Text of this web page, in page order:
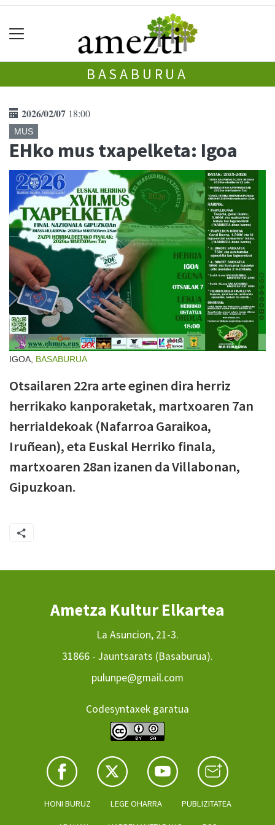
BASABURUA
2026/02/07 18:00
MUS
EHko mus txapelketa: Igoa
IGOA, BASABURUA
Otsailaren 22ra arte eginen dira herriz
herrikako kanporaketak, martxoaren 7an
herrialdekoak (Nafarroa Garaikoa,
Iruñean), eta Euskal Herriko finala,
martxoaren 28an izanen da Villabonan,
Gipuzkoan.
Ametza Kultur Elkartea
La Asuncion, 21-3.
31866 - Jauntsarats (Basaburua).
pulunpe@gmail.com
Codesyntaxek garatua
HONI BURUZ LEGE OHARRA PUBLIZITATEA